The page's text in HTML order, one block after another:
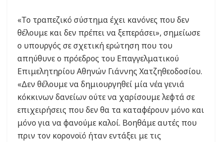
«Το τραπεζικό σύστημα έχει κανόνες που δεν
θέλουμε και δεν πρέπει να ξεπεράσει», σημείωσε
ο υπουργός σε σχετική ερώτηση που του
απηύθυνε ο πρόεδρος του Επαγγελματικού
Επιμελητηρίου Αθηνών Γιάννης Χατζηθεοδοσίου.
«Δεν θέλουμε να δημιουργηθεί μία νέα γενιά
κόκκινων δανείων ούτε να χαρίσουμε λεφτά σε
επιχειρήσεις που δεν θα τα καταφέρουν μόνο και
μόνο για να φανούμε καλοί. Βοηθάμε αυτές που
πριν τον κορονοϊό ήταν εντάξει με τις